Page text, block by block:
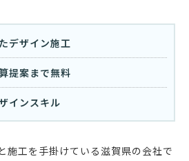
デザイン施工
提案まで無料
インスキル
施工を手掛けている滋賀県の会社で